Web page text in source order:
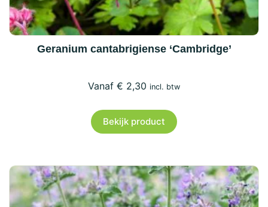
Geranium cantabrigiense ‘Cambridge’
€ 2,30 incl. btw
Bekijk product